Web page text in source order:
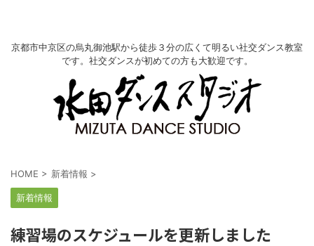
京都市中京区の烏丸御池駅から徒歩３分の広くて明るい社交ダンス教室
です。社交ダンスが初めての方も大歓迎です。
HOME > 新着情報 >
新着情報
練習場のスケジュールを更新しました